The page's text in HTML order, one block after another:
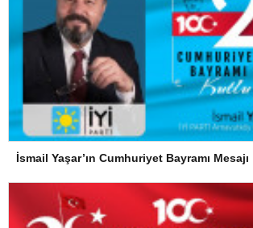
İsmail Yaşar’ın Cumhuriyet Bayramı Mesajı